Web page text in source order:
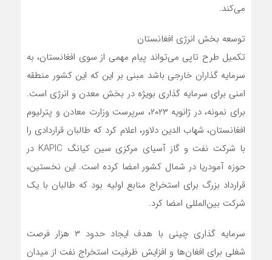
می‌کند.
توسعه بخش انرژی افغانستان
تکمیل طرح تاپی می‌تواند پیام مهمی از سوی افغانستان، به
سرمایه گذاران خارجی باشد مبنی بر این که این کشور منطقه
امنی برای سرمایه گذاری بویژه در بخش معدن و انرژی است.
برای نمونه، در ژانویه ۲۰۲۳، سرپرست وزارت معادن و پترلیوم
افغانستان، شهاب الدین دلاور، اعلام کرد که طالبان قراردادی را
با شرکت نفت و گاز آسیای مرکزی سین کیانگ KAPIC در
حوزه آمودریا در شمال کشور امضا کرده است. این نخستین،
قرارداد بزرگ برای استخراج منابع اولیه بود که طالبان با یک
شرکت بین‌المللی امضا کرد.
سرمایه گذاری چینی با هدف ایجاد حدود ۳ هزار فرصت
شغلی برای افغان‌ها و افزایش ظرفیت استخراج نفت از میدان